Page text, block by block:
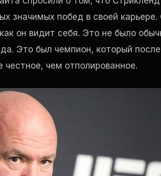
значимых побед в своей
он видит себя. Это не было
Это был чемпион, который
честное, чем отполированное.